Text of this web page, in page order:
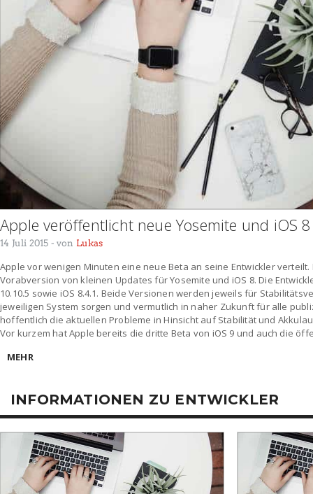
Apple veröffentlicht neue Yosemite und iOS
14 Juli 2015 - von Lukas
Apple vor wenigen Minuten eine neue Beta an seine Entwickler
Vorabversion von kleinen Updates für Yosemite und iOS 8. Die
10.10.5 sowie iOS 8.4.1. Beide Versionen werden jeweils für
jeweiligen System sorgen und vermutlich in naher Zukunft für alle
hoffentlich die aktuellen Probleme in Hinsicht auf Stabilität und
Vor kurzem hat Apple bereits die dritte Beta von iOS 9 und auch die
MEHR
INFORMATIONEN ZU ENTWICKLER